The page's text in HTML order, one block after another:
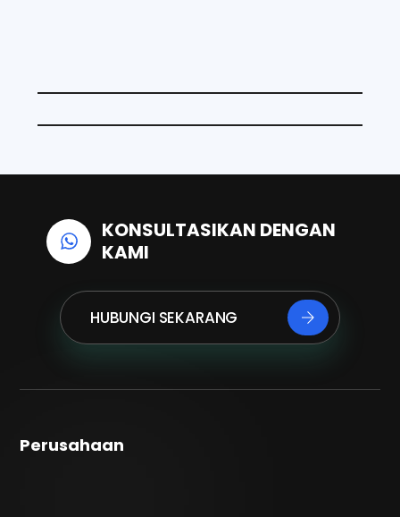
k n p
KONSULTASIKAN DENGAN
KAMI
HUBUNGI SEKARANG
Perusahaan